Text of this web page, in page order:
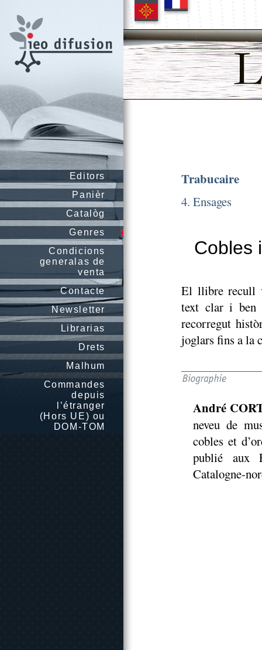
Editors
Panièr
Catalòg
Genres
Condicions
generalas de
venta
Contacte
Newsletter
Librarias
Drets
Malhum
Commandes
depuis
l’étranger
(Hors UE) ou
DOM-TOM
Trabucaire
4. Ensages
Cobles
El llibre recull
text clar i ben
recorregut
joglars fins a la
André
neveu de
cobles et
publié aux
Catalogne-